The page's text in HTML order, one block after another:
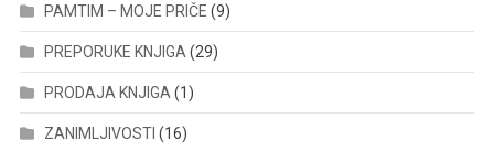
PAMTIM – MOJE PRIČE (9)
PREPORUKE KNJIGA (29)
PRODAJA KNJIGA (1)
ZANIMLJIVOSTI (16)